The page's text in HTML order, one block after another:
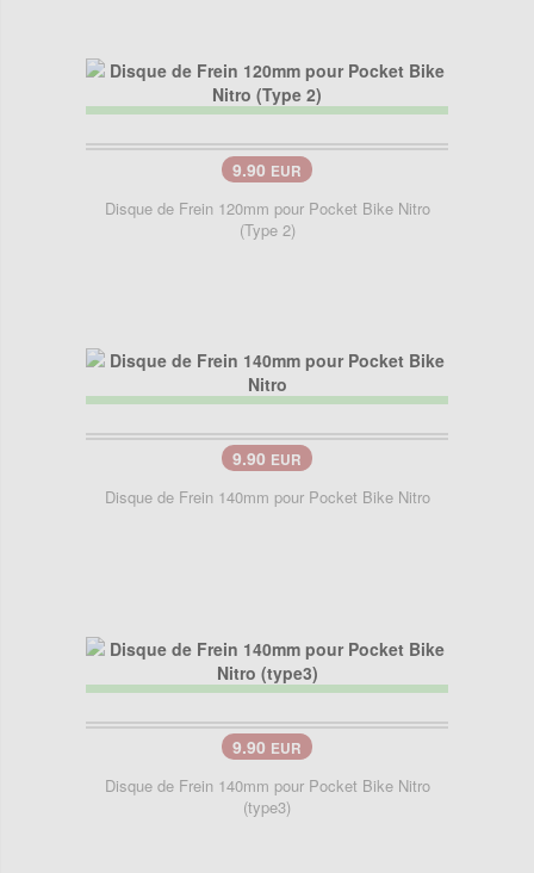
9.90 EUR
Disque de Frein 120mm pour Pocket Bike Nitro
(Type 2)
9.90 EUR
Disque de Frein 140mm pour Pocket Bike Nitro
9.90 EUR
Disque de Frein 140mm pour Pocket Bike Nitro
(type3)